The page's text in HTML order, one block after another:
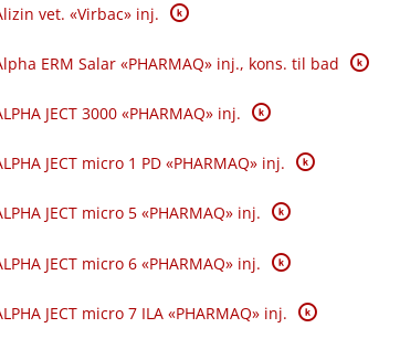
vet. «Virbac» inj. K
ERM Salar «PHARMAQ» inj., kons. til bad K
JECT 3000 «PHARMAQ» inj. K
JECT micro 1 PD «PHARMAQ» inj. K
JECT micro 5 «PHARMAQ» inj. K
JECT micro 6 «PHARMAQ» inj. K
JECT micro 7 ILA «PHARMAQ» inj. K